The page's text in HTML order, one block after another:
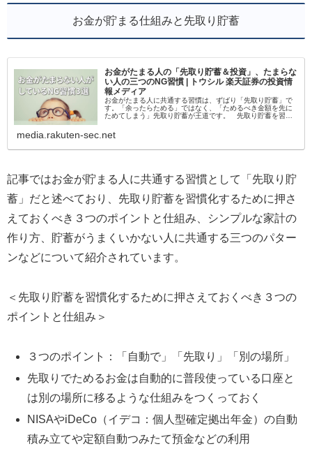
お金が貯まる仕組みと先取り貯蓄
お金がたまる人の「先取り貯蓄＆投資」、たまらな
い人の三つのNG習慣 | トウシル 楽天証券の投資情
報メディア
お金がたまる人に共通する習慣は、ずばり「先取り貯蓄」で
す。「余ったらためる」ではなく、「ためるべき金額を先に
ためてしまう」先取り貯蓄が王道です。 先取り貯蓄を習慣
それは「自動で」「先…
media.rakuten-sec.net
記事ではお金が貯まる人に共通する習慣として「先取り貯
蓄」だと述べており、先取り貯蓄を習慣化するために押さ
えておくべき３つのポイントと仕組み、シンプルな家計の
作り方、貯蓄がうまくいかない人に共通する三つのパター
ンなどについて紹介されています。
＜先取り貯蓄を習慣化するために押さえておくべき３つの
ポイントと仕組み＞
３つのポイント：「自動で」「先取り」「別の場所」
先取りでためるお金は自動的に普段使っている口座と
は別の場所に移るような仕組みをつくっておく
NISAやiDeCo（イデコ：個人型確定拠出年金）の自動
積み立てや定額自動つみたて預金などの利用